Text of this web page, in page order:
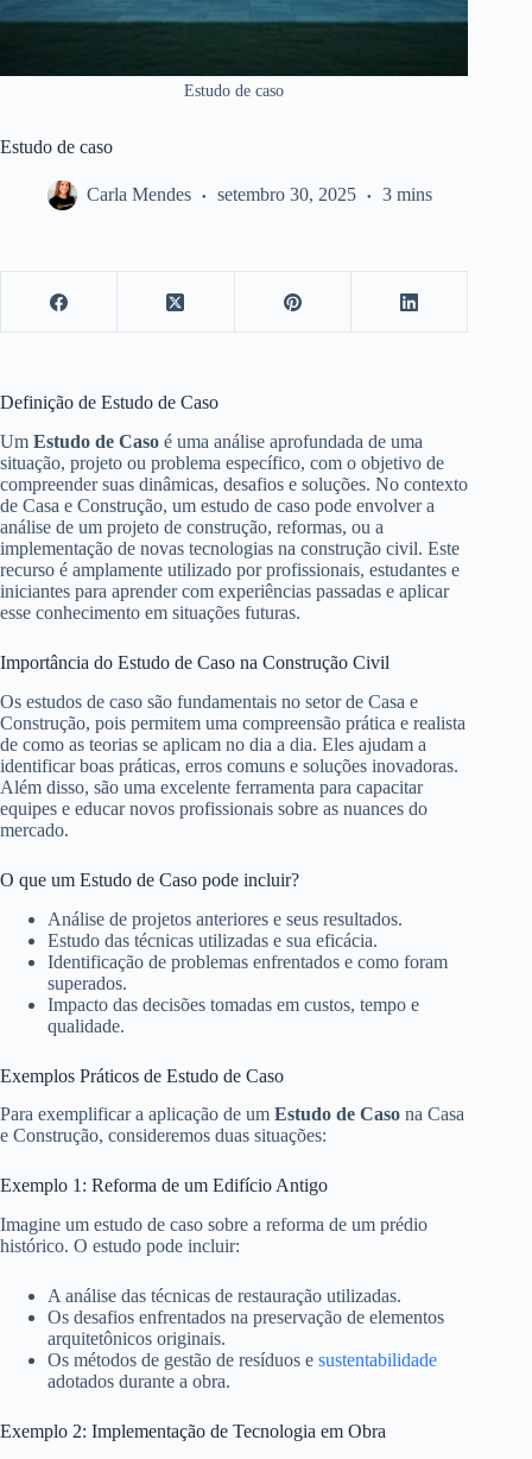
Estudo de caso
Estudo de caso
Carla Mendes setembro 30, 2025 3 mins
Definição de Estudo de Caso
Um Estudo de Caso é uma análise aprofundada de uma
situação, projeto ou problema específico, com o objetivo de
compreender suas dinâmicas, desafios e soluções. No contexto
de Casa e Construção, um estudo de caso pode envolver a
análise de um projeto de construção, reformas, ou a
implementação de novas tecnologias na construção civil. Este
recurso é amplamente utilizado por profissionais, estudantes e
iniciantes para aprender com experiências passadas e aplicar
esse conhecimento em situações futuras.
Importância do Estudo de Caso na Construção Civil
Os estudos de caso são fundamentais no setor de Casa e
Construção, pois permitem uma compreensão prática e realista
de como as teorias se aplicam no dia a dia. Eles ajudam a
identificar boas práticas, erros comuns e soluções inovadoras.
Além disso, são uma excelente ferramenta para capacitar
equipes e educar novos profissionais sobre as nuances do
mercado.
O que um Estudo de Caso pode incluir?
Análise de projetos anteriores e seus resultados.
Estudo das técnicas utilizadas e sua eficácia.
Identificação de problemas enfrentados e como foram
superados.
Impacto das decisões tomadas em custos, tempo e
qualidade.
Exemplos Práticos de Estudo de Caso
Para exemplificar a aplicação de um Estudo de Caso na Casa
e Construção, consideremos duas situações:
Exemplo 1: Reforma de um Edifício Antigo
Imagine um estudo de caso sobre a reforma de um prédio
histórico. O estudo pode incluir:
A análise das técnicas de restauração utilizadas.
Os desafios enfrentados na preservação de elementos
arquitetônicos originais.
Os métodos de gestão de resíduos e sustentabilidade
adotados durante a obra.
Exemplo 2: Implementação de Tecnologia em Obra